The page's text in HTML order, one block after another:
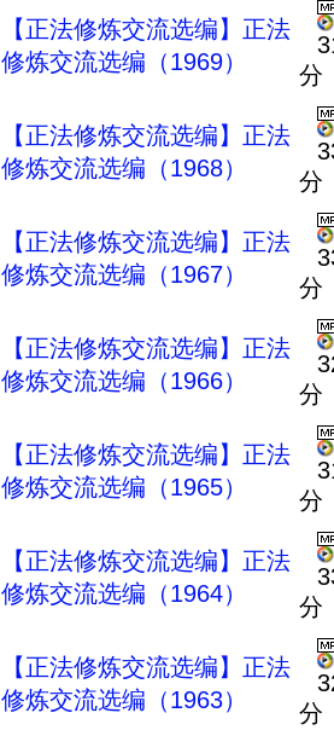
【正法修炼交流选编】正法
修炼交流选编（1969）
分
【正法修炼交流选编】正法
修炼交流选编（1968）
分
【正法修炼交流选编】正法
修炼交流选编（1967）
分
【正法修炼交流选编】正法
修炼交流选编（1966）
分
【正法修炼交流选编】正法
修炼交流选编（1965）
分
【正法修炼交流选编】正法
修炼交流选编（1964）
分
【正法修炼交流选编】正法
修炼交流选编（1963）
分